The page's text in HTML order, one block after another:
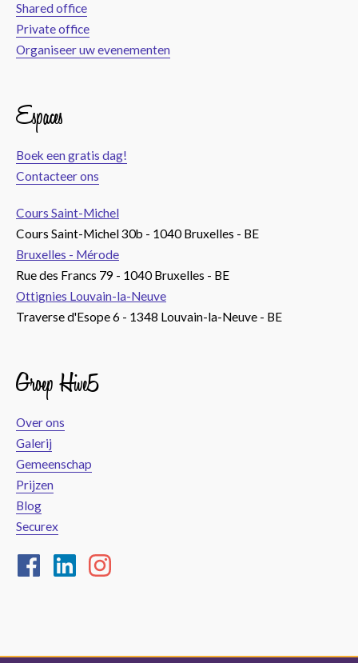
Shared office
Private office
Organiseer uw evenementen
Espaces
Boek een gratis dag!
Contacteer ons
Cours Saint-Michel
Cours Saint-Michel 30b - 1040 Bruxelles - BE
Bruxelles - Mérode
Rue des Francs 79 - 1040 Bruxelles - BE
Ottignies Louvain-la-Neuve
Traverse d'Esope 6 - 1348 Louvain-la-Neuve - BE
Groep Hive5
Over ons
Galerij
Gemeenschap
Prijzen
Blog
Securex